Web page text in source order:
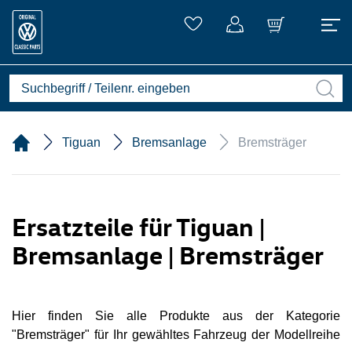
Tiguan Bremsanlage Bremsträger
Ersatzteile für Tiguan |
Bremsanlage | Bremsträger
Hier finden Sie alle Produkte aus der Kategorie
"Bremsträger" für Ihr gewähltes Fahrzeug der Modellreihe